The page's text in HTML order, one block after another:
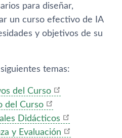
para diseñar,
un curso efectivo de IA
y objetivos de su
temas:
del Curso
del Curso
Didácticos
y Evaluación